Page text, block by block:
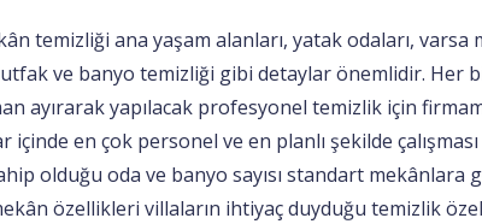
temizliği ana yaşam alanları, yatak odaları, varsa
ve banyo temizliği gibi detaylar önemlidir. Her
ayırarak yapılacak profesyonel temizlik için
içinde en çok personel ve en planlı şekilde
olduğu oda ve banyo sayısı standart mekânlara
özellikleri villaların ihtiyaç duyduğu temizlik